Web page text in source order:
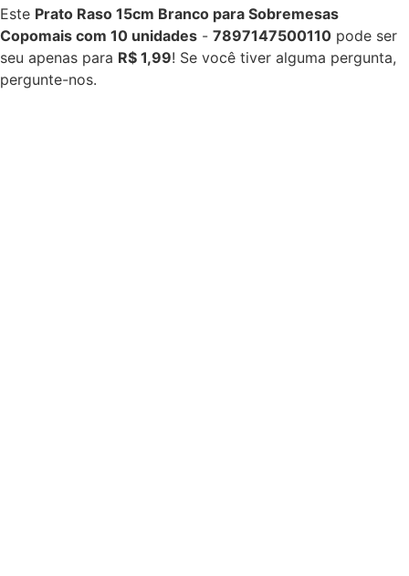
Este Prato Raso 15cm Branco para Sobremesas
Copomais com 10 unidades - 7897147500110 pode ser
seu apenas para R$ 1,99! Se você tiver alguma pergunta,
pergunte-nos.